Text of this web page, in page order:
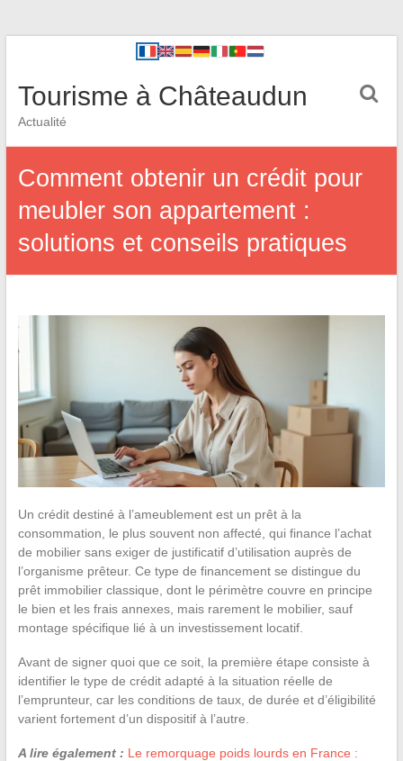
Tourisme à Châteaudun
Actualité
Comment obtenir un crédit pour
meubler son appartement :
solutions et conseils pratiques
Un crédit destiné à l’ameublement est un prêt à la
consommation, le plus souvent non affecté, qui finance l’achat
de mobilier sans exiger de justificatif d’utilisation auprès de
l’organisme prêteur. Ce type de financement se distingue du
prêt immobilier classique, dont le périmètre couvre en principe
le bien et les frais annexes, mais rarement le mobilier, sauf
montage spécifique lié à un investissement locatif.
Avant de signer quoi que ce soit, la première étape consiste à
identifier le type de crédit adapté à la situation réelle de
l’emprunteur, car les conditions de taux, de durée et d’éligibilité
varient fortement d’un dispositif à l’autre.
A lire également : Le remorquage poids lourds en France :